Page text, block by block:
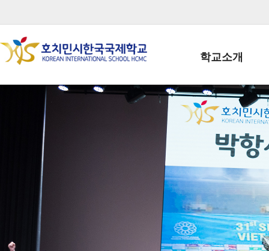
학교소개
학교장인사말
학생회장인사말
학교상징
학교 CI
교직원현황
학생현황
위치/전화